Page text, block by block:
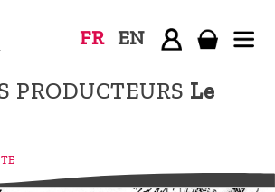
PRODUCTEURS Le
FR EN